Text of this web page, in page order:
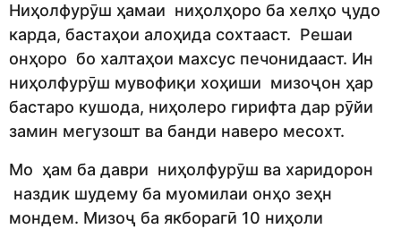
Ниҳолфурӯш ҳамаи ниҳолҳоро ба хелҳо ҷудо
карда, бастаҳои алоҳида сохтааст. Решаи
онҳоро бо халтаҳои махсус печонидааст. Ин
ниҳолфурӯш мувофиқи хоҳиши мизоҷон ҳар
бастаро кушода, ниҳолеро гирифта дар рӯйи
замин мегузошт ва банди наверо месохт.
Мо ҳам ба даври ниҳолфурӯш ва харидорон
наздик шудему ба муомилаи онҳо зеҳн
мондем. Мизоҷ ба якборагӣ 10 ниҳоли